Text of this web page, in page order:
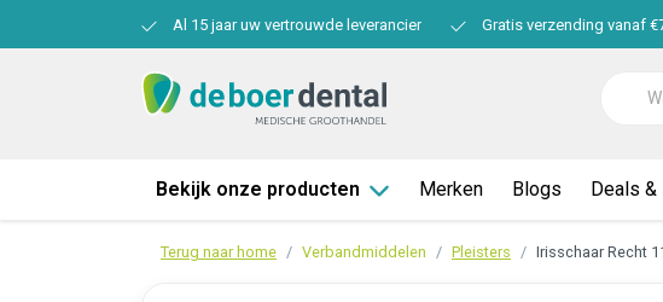
Al 15 jaar uw vertrouwde leverancier Gratis verzending vanaf
Bekijk onze producten Merken Blogs Deals
Terug naar home Verbandmiddelen Pleisters Irisschaar Recht